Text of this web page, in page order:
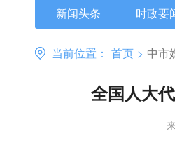
新闻头条 时政要
当前位置： 首页 > 中市
全国人大